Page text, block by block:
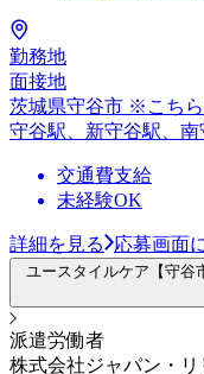
勤務地
面接地
茨城県守谷市 ※こちら
守谷駅、新守谷駅、南
交通費支給
未経験OK
詳細を見る 応募画面
ユースタイルケア【守谷
派遣労働者
株式会社ジャパン・リ